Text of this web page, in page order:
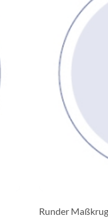
Runder